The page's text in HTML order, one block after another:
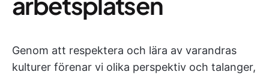
Genom att respektera och lära av varandras
kulturer förenar vi olika perspektiv och talanger,